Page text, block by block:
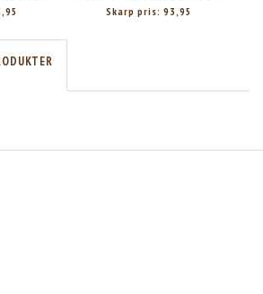
Skarp pris: 93,95